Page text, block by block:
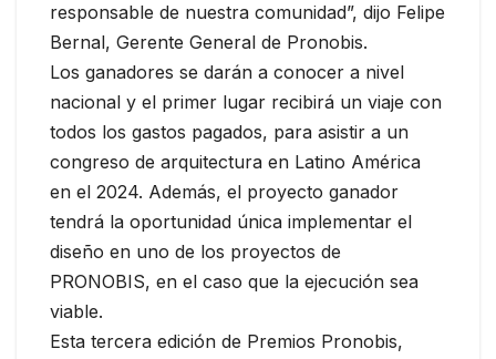
responsable de nuestra comunidad”, dijo Felipe
Bernal, Gerente General de Pronobis.
Los ganadores se darán a conocer a nivel
nacional y el primer lugar recibirá un viaje con
todos los gastos pagados, para asistir a un
congreso de arquitectura en Latino América
en el 2024. Además, el proyecto ganador
tendrá la oportunidad única implementar el
diseño en uno de los proyectos de
PRONOBIS, en el caso que la ejecución sea
viable.
Esta tercera edición de Premios Pronobis,